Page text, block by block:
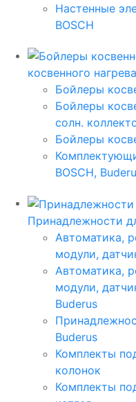
Настенные
BOSCH
косвенного нагрева
Бойлеры
Бойлеры
солн.
Бойлеры
BOSCH,
Принадлежности
Автоматика,
модули,
Автоматика,
модули,
Buderus
Buderus
Комплекты
колонок
Комплекты